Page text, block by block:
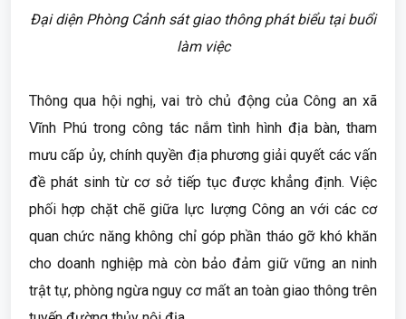
Đại diện Phòng Cảnh sát giao thông phát biểu tại buổi
làm việc
Thông qua hội nghị, vai trò chủ động của Công an xã
Vĩnh Phú trong công tác nắm tình hình địa bàn, tham
mưu cấp ủy, chính quyền địa phương giải quyết các vấn
đề phát sinh từ cơ sở tiếp tục được khẳng định. Việc
phối hợp chặt chẽ giữa lực lượng Công an với các cơ
quan chức năng không chỉ góp phần tháo gỡ khó khăn
cho doanh nghiệp mà còn bảo đảm giữ vững an ninh
trật tự, phòng ngừa nguy cơ mất an toàn giao thông trên